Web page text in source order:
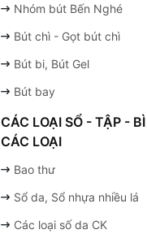
Nhóm bút Bến Nghé
Bút chì - Gọt bút chì
Bút bi, Bút Gel
Bút bay
CÁC LOẠI SỔ - TẬP -
CÁC LOẠI
Bao thư
Sổ da, Sổ nhựa nhiều lá
Các loại số da CK